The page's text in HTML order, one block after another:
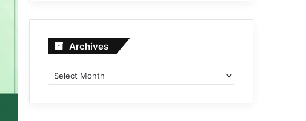
Archives Archives